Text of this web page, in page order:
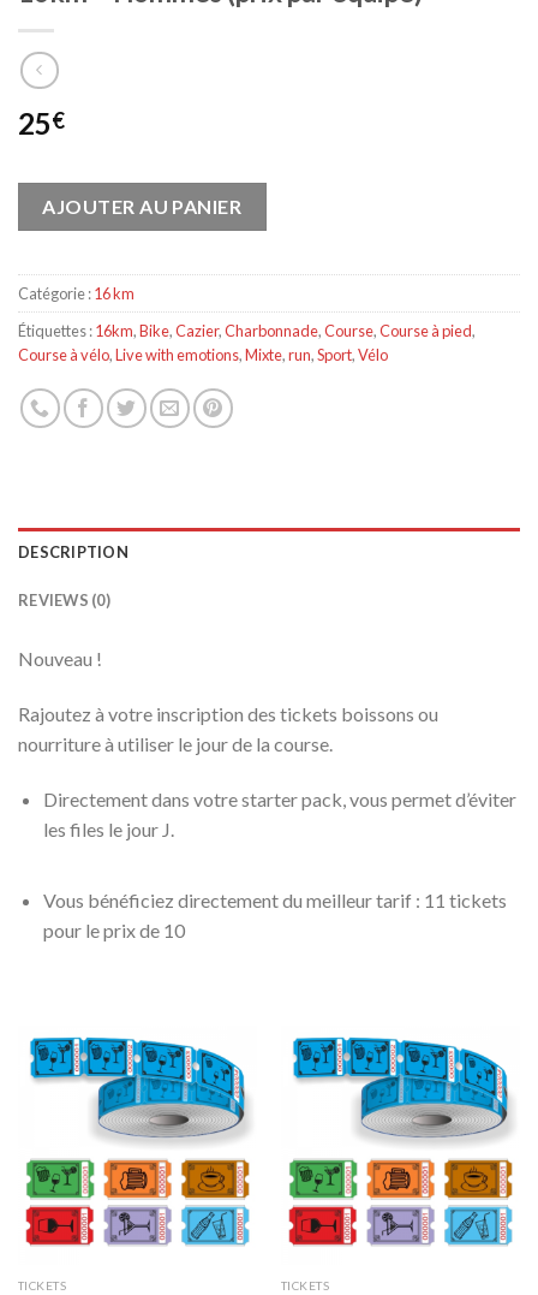
25€
AJOUTER AU PANIER
Catégorie :16 km
Étiquettes :16km,Bike,Cazier,Charbonnade,Course,Course à pied,
Course à vélo,Live with emotions,Mixte,run,Sport,Vélo
DESCRIPTION
REVIEWS (0)
Nouveau !
Rajoutez à votre inscription des tickets boissons ou
nourriture à utiliser le jour de la course.
Directement dans votre starter pack, vous permet d’éviter
les files le jour J.
Vous bénéficiez directement du meilleur tarif : 11 tickets
pour le prix de 10
TICKETS TICKETS